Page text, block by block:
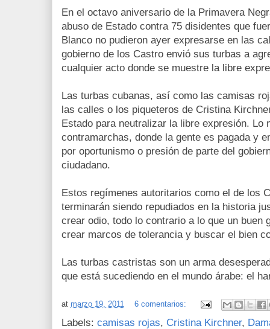
En el octavo aniversario de la Primavera
abuso de Estado contra 75 disidentes que
Blanco no pudieron ayer expresarse en las
gobierno de los Castro envió sus turbas a
cualquier acto donde se muestre la libre
Las turbas cubanas, así como las camisas
las calles o los piqueteros de Cristina
Estado para neutralizar la libre expresión. Lo
contramarchas, donde la gente es pagada y
por oportunismo o presión de parte del
ciudadano.
Estos regímenes autoritarios como el de los
terminarán siendo repudiados en la historia
crear odio, todo lo contrario a lo que un buen
crear marcos de tolerancia y buscar el bien
Las turbas castristas son un arma
que está sucediendo en el mundo árabe: el
at marzo 19, 2011 6 comentarios:
Labels: camisas rojas, Cristina Kirchner,